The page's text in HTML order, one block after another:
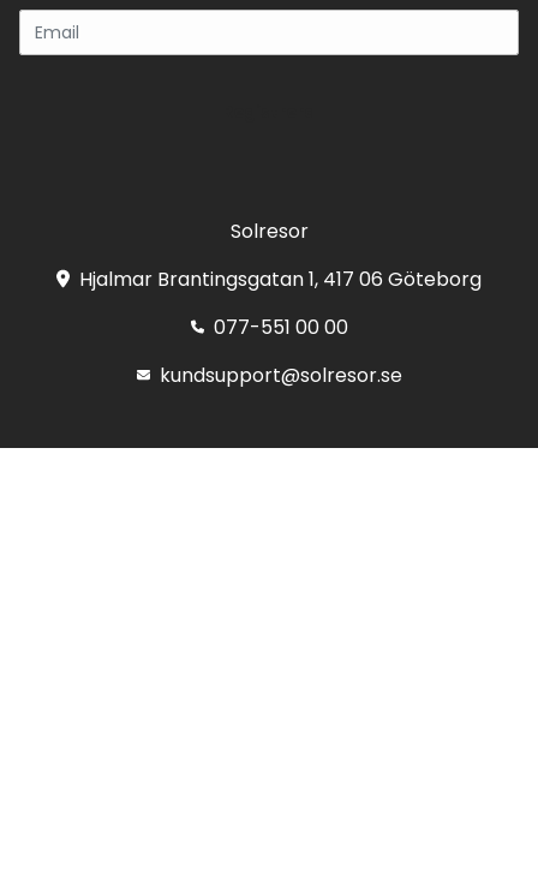
Solresor
Hjalmar Brantingsgatan 1, 417 06 Göteborg
077-551 00 00
kundsupport@solresor.se